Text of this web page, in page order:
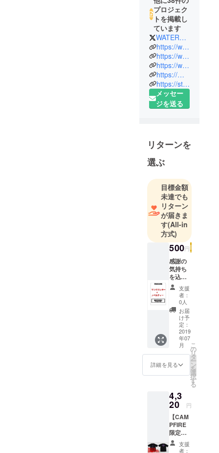
プロジェク
トを掲載し
ています
WATERFALL1989
https://waterfall1989.square.site/
https://waterfall.stores.jp/
https://waterfall.theshop.jp/
https://mpp.tower.jp/seller/wPbMZ5/seller-item/?items=
https://store.shopping.yahoo.co.jp/waterfall/
メッセー
ジを送る
リターンを
選ぶ
目標金額
未達でも
リターン
が届きま
す(All-in
方式)
500円
感謝の
気持ち
を込め
た直筆
サンク
スレ
ター ＋
感謝の
気持ち
を込め
WATER
FALL限
定ノベ
ル
ティー
ティー
は過去
の販促
で使用
した物
を順次
発送し
ますの
支援
者：
0人
お届
け予
定：
2019
年07
月
詳細を見る
こ
の
リ
タ
ー
ン
を
選
択
す
る
4,3
20 円
【CAM
PFIRE
限定
デッド
ストッ
支援
者：